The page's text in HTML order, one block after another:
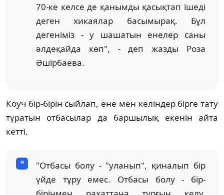
70-ке келсе де қанымды қасықтап ішеді
деген хикаялар басымырақ. Бұл
дегеніміз - у шашатын енелер саны
әлдеқайда көп", - деп жазды Роза
Әшірбаева.
Коуч бір-бірін сыйлап, ене мен келіндер бірге тату
тұратын отбасылар да баршылық екенін айта
кетті.
"Отбасы болу - "уланып", қиналып бір
үйде тұру емес. Отбасы болу - бір-